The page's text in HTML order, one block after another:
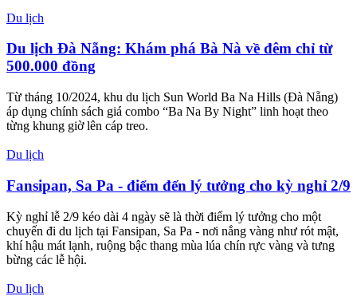
Du lịch
Du lịch Đà Nẵng: Khám phá Bà Nà về đêm chỉ từ
500.000 đồng
Từ tháng 10/2024, khu du lịch Sun World Ba Na Hills (Đà Nẵng)
áp dụng chính sách giá combo “Ba Na By Night” linh hoạt theo
từng khung giờ lên cáp treo.
Du lịch
Fansipan, Sa Pa - điểm đến lý tưởng cho kỳ nghỉ 2/9
Kỳ nghỉ lễ 2/9 kéo dài 4 ngày sẽ là thời điểm lý tưởng cho một
chuyến đi du lịch tại Fansipan, Sa Pa - nơi nắng vàng như rót mật,
khí hậu mát lạnh, ruộng bậc thang mùa lúa chín rực vàng và tưng
bừng các lễ hội.
Du lịch